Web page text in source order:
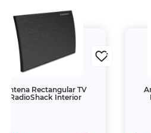
Antena Rectangular TV
RadioShack Interior